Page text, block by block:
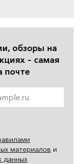
обзоры на
– самая
почте
материалов и
данных